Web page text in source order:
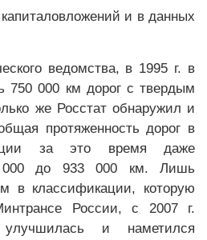
и в данных
ведомства, в 1995 г. в
750 000 км дорог с твердым
же Росстат обнаружил и
протяженность дорог в
за это время даже
000 до 933 000 км. Лишь
в классификации, которую
России, с 2007 г.
и наметился